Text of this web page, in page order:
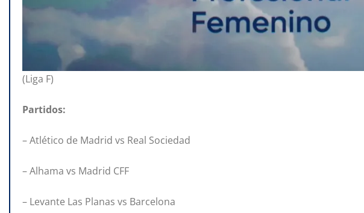
(Liga F)
Partidos:
– Atlético de Madrid vs Real Sociedad
– Alhama vs Madrid CFF
– Levante Las Planas vs Barcelona